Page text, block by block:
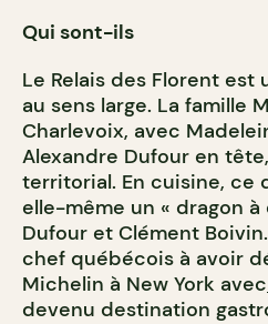
Qui sont-ils
Le Relais des Florent est
au sens large. La famille
Charlevoix, avec
Alexandre Dufour en
territorial. En cuisine, ce
elle-même un « dragon
Dufour et Clément
chef québécois à avoir
Michelin à New York avec
devenu destination